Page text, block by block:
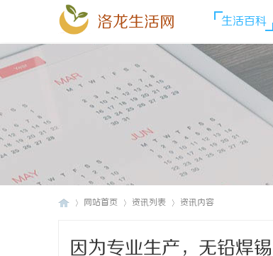
洛龙生活网 生活百科
网站首页 资讯列表 资讯内容
因为专业生产，无铅焊